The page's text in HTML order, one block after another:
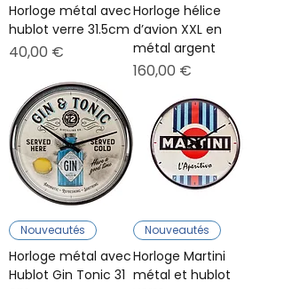
Horloge métal avec
hublot verre 31.5cm
Prix
40,00 €
Horloge hélice
d’avion XXL en
métal argent
Prix
160,00 €
Nouveautés
Horloge métal avec
Hublot Gin Tonic 31
Nouveautés
Horloge Martini
métal et hublot